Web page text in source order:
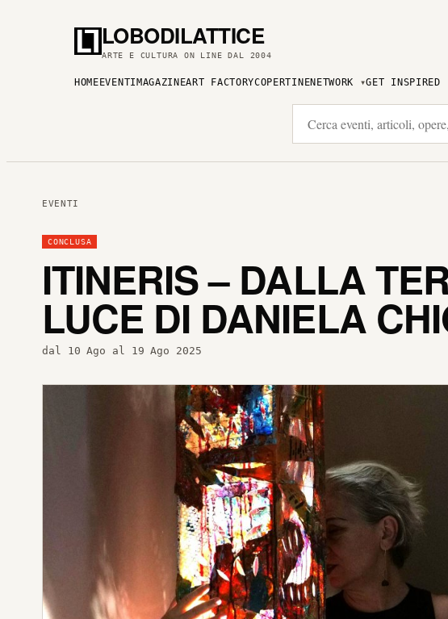
LOBODILATTICE
ARTE E CULTURA ON LINE DAL 2004
HOME EVENTI MAGAZINEART FACTORYCOPERTINENETWORK GET INSPIRED
EVENTI
CONCLUSA
ITINERIS – DALLA
LUCE DI DANIELA
dal 10 Ago al 19 Ago 2025